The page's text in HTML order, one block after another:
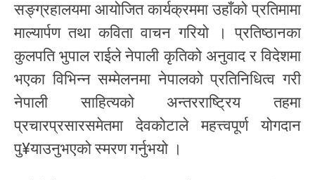
सङ्ग्रहालयमा आयोजित कार्यक्रममा उहाँको प्रतिमामा
माल्यार्पण तथा कविता वाचन गरियो । प्रतिष्ठानका
कुलपति भुपाल राईले नेपाली कृतिको अनुवाद र विदेशमा
भएका विभिन्न सम्मेलनमा नेपालको प्रतिनिधित्व गरी
नेपाली साहित्यको अन्तरराष्ट्रिय तहमा
प्रचारप्रसारसमेतमा देवकोटाले महत्त्वपूर्ण योगदान
पु¥याउनुभएको स्मरण गर्नुभयो ।